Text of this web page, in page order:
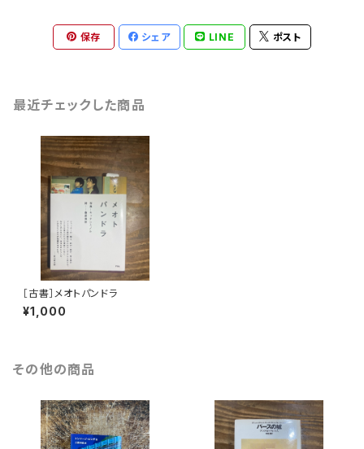
保存 シェア LINE ポスト
最近チェックした商品
［古書］メオトパンドラ
¥1,000
その他の商品